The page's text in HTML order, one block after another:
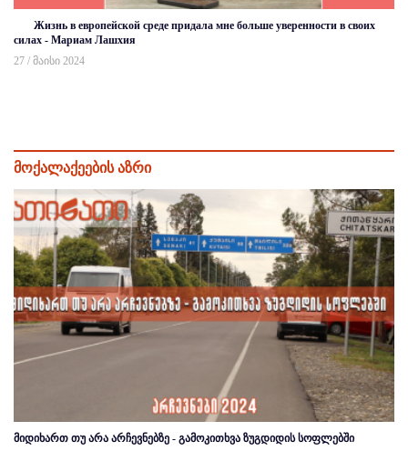
Жизнь в европейской среде придала мне больше уверенности в своих
силах - Мариам Лашхия
27 / მაისი 2024
მოქალაქეების აზრი
მიდიხართ თუ არა არჩევნებზე - გამოკითხვა ზუგდიდის სოფლებში